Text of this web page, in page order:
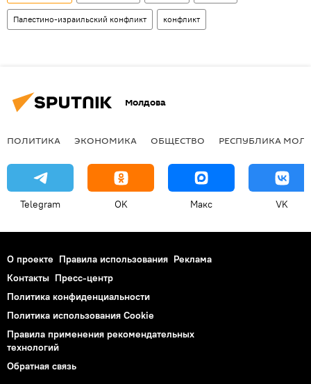
Палестино-израильский конфликт конфликт
Молдова
ПОЛИТИКА ЭКОНОМИКА ОБЩЕСТВО РЕСПУБЛИКА
Telegram OK Макс VK
О проекте Правила использования Реклама
Контакты Пресс-центр
Политика конфиденциальности
Политика использования Cookie
Правила применения рекомендательных
технологий
Обратная связь